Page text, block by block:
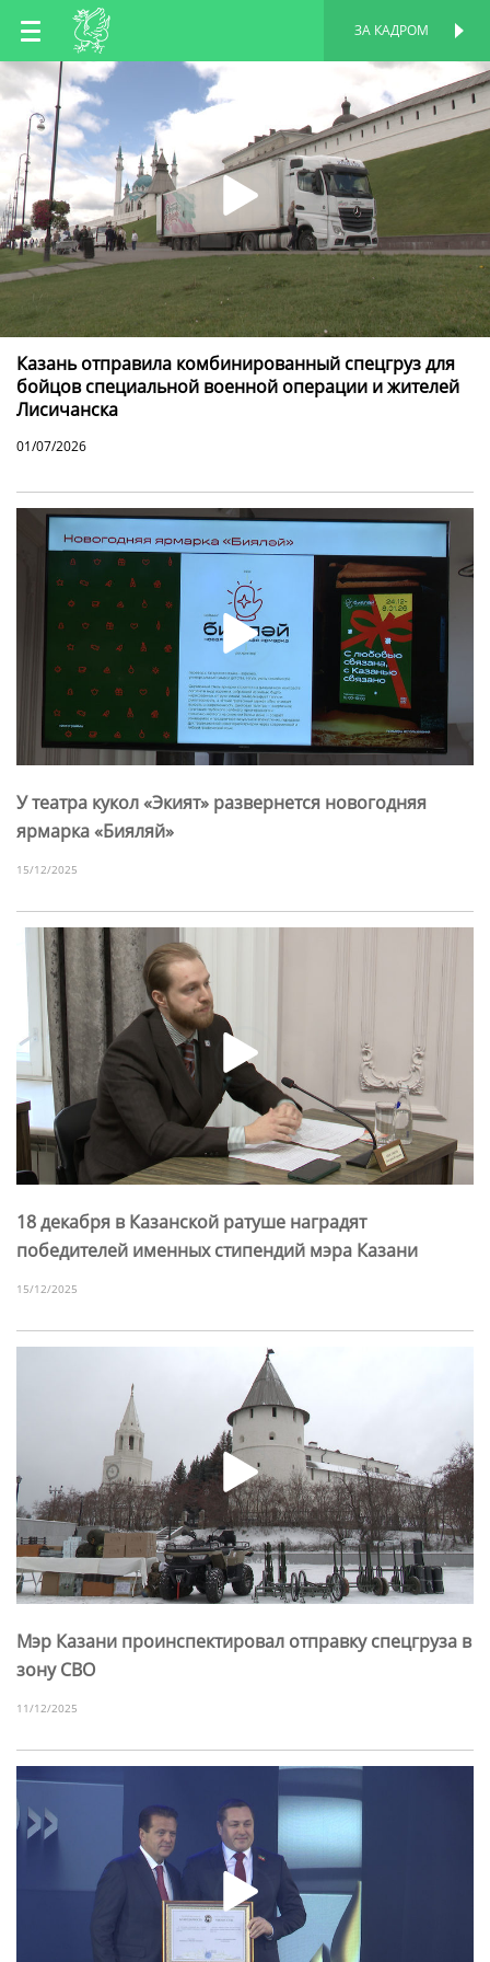
RU
TT
ЗА КАДРОМ
Казань отправила комбинированный спецгруз для
бойцов специальной военной операции и жителей
Лисичанска
01/07/2026
У театра кукол «Экият» развернется новогодняя
ярмарка «Бияляй»
15/12/2025
18 декабря в Казанской ратуше наградят
победителей именных стипендий мэра Казани
15/12/2025
Мэр Казани проинспектировал отправку спецгруза в
зону СВО
11/12/2025
ПЕРСОНАЛЬНАЯ
СТРАНИЦА